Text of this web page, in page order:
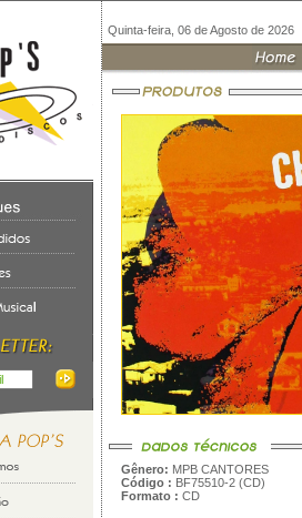
Quinta-feira, 06 de Agosto de 2026
Gênero: MPB CANTORES
Código : BF75510-2 (CD)
Formato : CD